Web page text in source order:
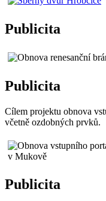
Publicita
Publicita
Cílem projektu obnova
včetně ozdobných prvků.
Publicita